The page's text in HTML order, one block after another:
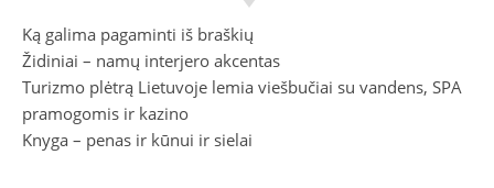
Ką galima pagaminti iš braškių
Židiniai – namų interjero akcentas
Turizmo plėtrą Lietuvoje lemia viešbučiai su vandens, SPA
pramogomis ir kazino
Knyga – penas ir kūnui ir sielai